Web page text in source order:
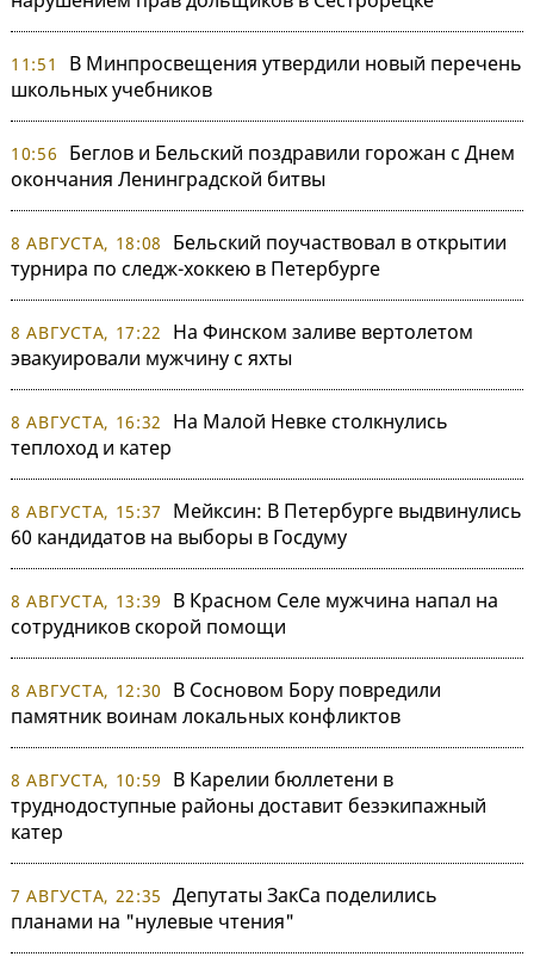
11:51
В Минпросвещения утвердили новый перечень
школьных учебников
10:56
Беглов и Бельский поздравили горожан с Днем
окончания Ленинградской битвы
8 АВГУСТА, 18:08
Бельский поучаствовал в открытии
турнира по следж-хоккею в Петербурге
8 АВГУСТА, 17:22
На Финском заливе вертолетом
эвакуировали мужчину с яхты
8 АВГУСТА, 16:32
На Малой Невке столкнулись
теплоход и катер
8 АВГУСТА, 15:37
Мейксин: В Петербурге выдвинулись
60 кандидатов на выборы в Госдуму
8 АВГУСТА, 13:39
В Красном Селе мужчина напал на
сотрудников скорой помощи
8 АВГУСТА, 12:30
В Сосновом Бору повредили
памятник воинам локальных конфликтов
8 АВГУСТА, 10:59
В Карелии бюллетени в
труднодоступные районы доставит безэкипажный
катер
7 АВГУСТА, 22:35 Депутаты ЗакСа поделились
планами на "нулевые чтения"